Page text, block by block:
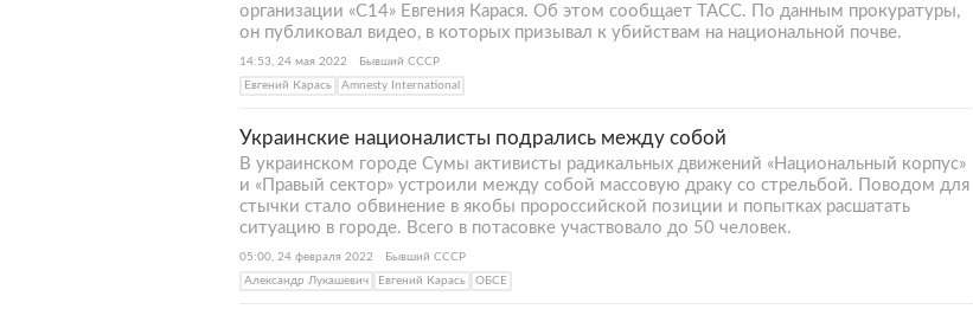
организации «С14» Евгения Карася. Об этом сообщает ТАСС. По данным прокуратуры,
он публиковал видео, в которых призывал к убийствам на национальной почве.
14:53, 24 мая 2022
Бывший СССР
Евгений Карась
Amnesty International
Украинские националисты подрались между собой
В украинском городе Сумы активисты радикальных движений «Национальный корпус»
и «Правый сектор» устроили между собой массовую драку со стрельбой. Поводом для
стычки стало обвинение в якобы пророссийской позиции и попытках расшатать
ситуацию в городе. Всего в потасовке участвовало до 50 человек.
05:00, 24 февраля 2022
Бывший СССР
Александр Лукашевич
Евгений Карась ОБСЕ